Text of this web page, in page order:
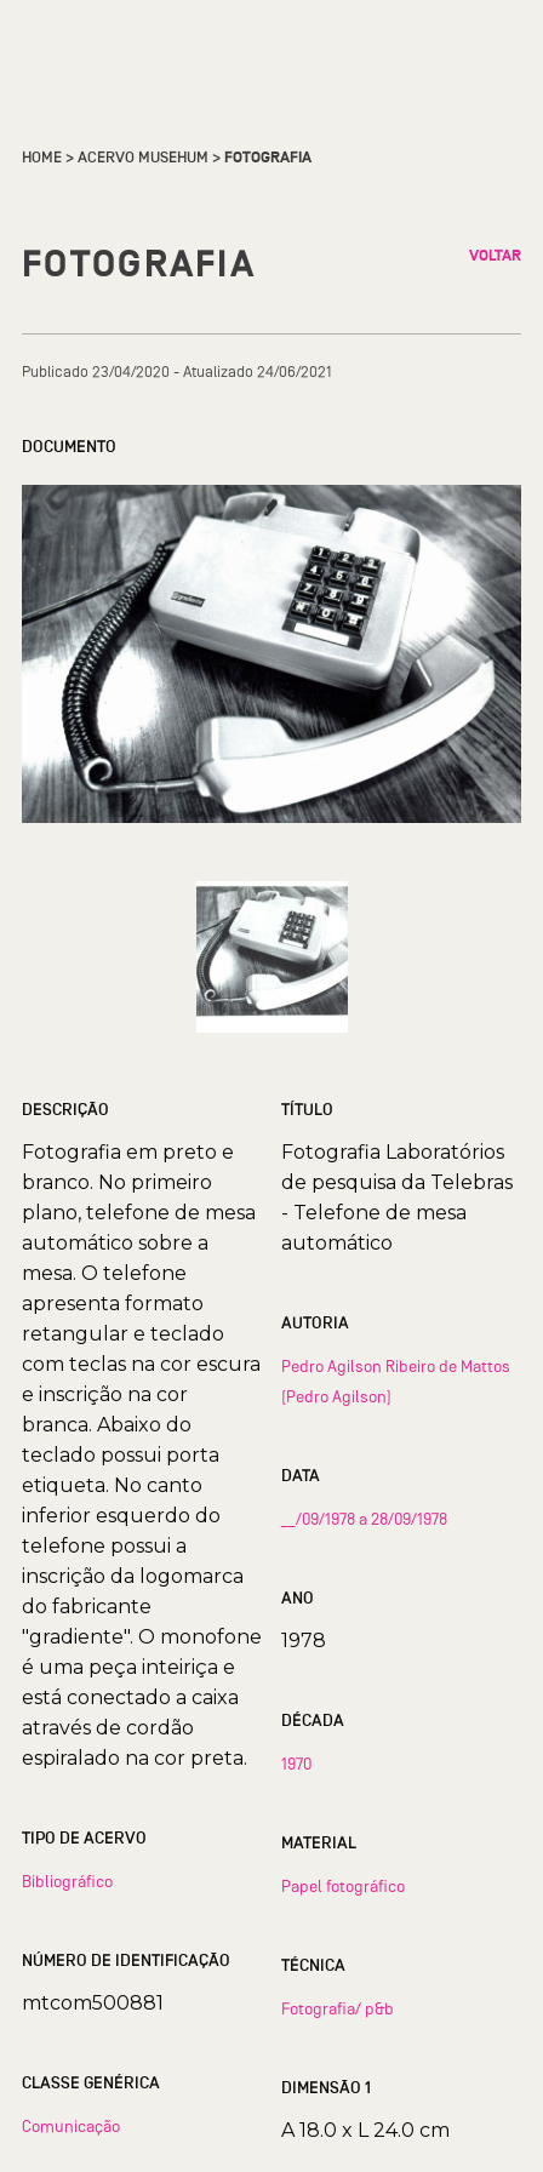
HOME>ACERVO MUSEHUM >FOTOGRAFIA
FOTOGRAFIA VOLTAR
Publicado 23/04/2020 - Atualizado 24/06/2021
DOCUMENTO
DESCRIÇÃO
Fotografia em preto e
branco. No primeiro
plano, telefone de mesa
automático sobre a
mesa. O telefone
apresenta formato
retangular e teclado
com teclas na cor escura
e inscrição na cor
branca. Abaixo do
teclado possui porta
etiqueta. No canto
inferior esquerdo do
telefone possui a
inscrição da logomarca
do fabricante
"gradiente". O monofone
é uma peça inteiriça e
está conectado a caixa
através de cordão
espiralado na cor preta.
TIPO DE ACERVO
Bibliográfico
NÚMERO DE IDENTIFICAÇÃO
mtcom500881
CLASSE GENÉRICA
Comunicação
TÍTULO
Fotografia Laboratórios
de pesquisa da Telebras
- Telefone de mesa
automático
AUTORIA
Pedro Agilson Ribeiro de Mattos
(Pedro Agilson)
DATA
__/09/1978 a 28/09/1978
ANO
1978
DÉCADA
1970
MATERIAL
Papel fotográfico
TÉCNICA
Fotografia/ p&b
DIMENSÃO 1
A 18.0 x L 24.0 cm